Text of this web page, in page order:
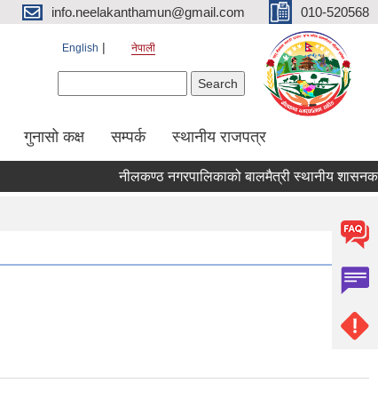
info.neelakanthamun@gmail.com 010-520568
English नेपाली
गुनासो कक्ष सम्पर्क स्थानीय राजपत्र
नीलकण्ठ नगरपालिकाको बालमैत्री स्थानीय शासनका